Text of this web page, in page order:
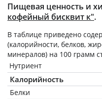
Пищевая ценность и
кофейный бисквит к".
В таблице приведено
(калорийности, белков,
минералов) на 100 грамм
Нутриент
Калорийность
Белки